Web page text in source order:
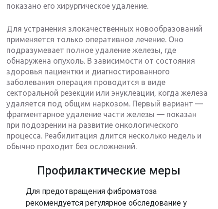
показано его хирургическое удаление.
Для устранения злокачественных новообразований
применяется только оперативное лечение. Оно
подразумевает полное удаление железы, где
обнаружена опухоль. В зависимости от состояния
здоровья пациентки и диагностированного
заболевания операция проводится в виде
секторальной резекции или энуклеации, когда железа
удаляется под общим наркозом. Первый вариант —
фрагментарное удаление части железы — показан
при подозрении на развитие онкологического
процесса. Реабилитация длится несколько недель и
обычно проходит без осложнений.
Профилактические меры
Для предотвращения фиброматоза
рекомендуется регулярное обследование у